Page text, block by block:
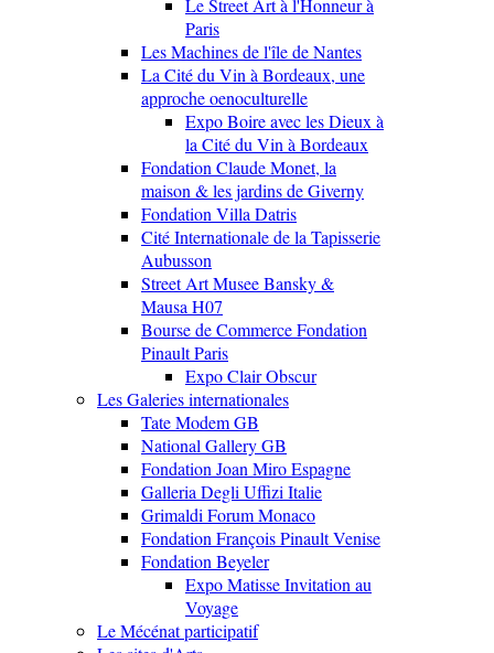
Le Street Art à l'Honneur à
Paris
Les Machines de l'île de Nantes
La Cité du Vin à Bordeaux, une
approche oenoculturelle
Expo Boire avec les Dieux à
la Cité du Vin à Bordeaux
Fondation Claude Monet, la
maison & les jardins de Giverny
Fondation Villa Datris
Cité Internationale de la Tapisserie
Aubusson
Street Art Musee Bansky &
Mausa H07
Bourse de Commerce Fondation
Pinault Paris
Expo Clair Obscur
Les Galeries internationales
Tate Modem GB
National Gallery GB
Fondation Joan Miro Espagne
Galleria Degli Uffizi Italie
Grimaldi Forum Monaco
Fondation François Pinault Venise
Fondation Beyeler
Expo Matisse Invitation au
Voyage
Le Mécénat participatif